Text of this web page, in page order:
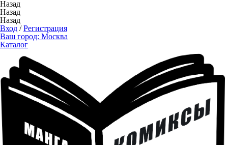
Назад
Назад
Назад
Вход /Регистрация
Ваш город: Москва
Каталог